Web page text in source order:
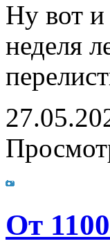
Ну вот и
неделя
От